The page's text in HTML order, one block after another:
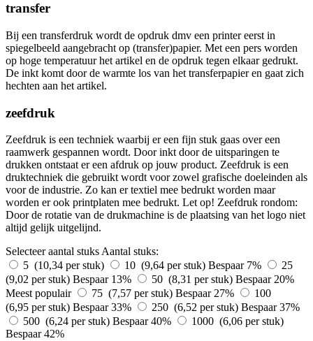
transfer
Bij een transferdruk wordt de opdruk dmv een printer eerst in
spiegelbeeld aangebracht op (transfer)papier. Met een pers worden
op hoge temperatuur het artikel en de opdruk tegen elkaar gedrukt.
De inkt komt door de warmte los van het transferpapier en gaat zich
hechten aan het artikel.
zeefdruk
Zeefdruk is een techniek waarbij er een fijn stuk gaas over een
raamwerk gespannen wordt. Door inkt door de uitsparingen te
drukken ontstaat er een afdruk op jouw product. Zeefdruk is een
druktechniek die gebruikt wordt voor zowel grafische doeleinden als
voor de industrie. Zo kan er textiel mee bedrukt worden maar
worden er ook printplaten mee bedrukt. Let op! Zeefdruk rondom:
Door de rotatie van de drukmachine is de plaatsing van het logo niet
altijd gelijk uitgelijnd.
Selecteer aantal stuks Aantal stuks:
5 (10,34 per stuk)
10 (9,64 per stuk) Bespaar 7%
25
(9,02 per stuk) Bespaar 13% 50 (8,31 per stuk) Bespaar 20%
Meest populair
75 (7,57 per stuk) Bespaar 27%
100
(6,95 per stuk) Bespaar 33% 250 (6,52 per stuk) Bespaar 37%
500 (6,24 per stuk) Bespaar 40%
1000 (6,06 per stuk)
Bespaar 42%